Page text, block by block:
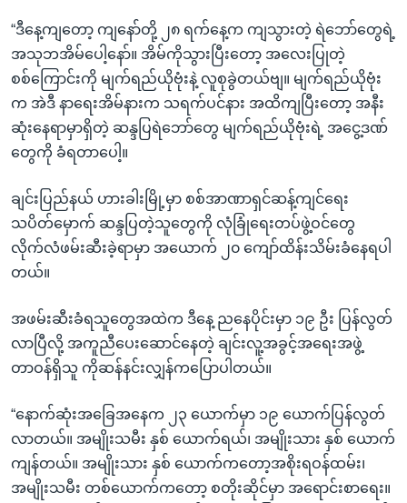
s
l
i
d
e
e
“ဒီနေ့ကျတော့ ကျနော်တို့ ၂၈ ရက်နေ့က ကျသွားတဲ့ ရဲဘော်တွေရဲ့
အသုဘအိမ်ပေါ့နော်။ အိမ်ကိုသွားပြီးတော့ အလေးပြုတဲ့
စစ်ကြောင်းကို မျက်ရည်ယိုဗုံးနဲ့ လူစုခွဲတယ်ဗျ။ မျက်ရည်ယိုဗုံး
က အဲဒီ နာရေးအိမ်နားက သရက်ပင်နား အထိကျပြီးတော့ အနီး
ဆုံးနေရာမှာရှိတဲ့ ဆန္ဒပြရဲဘော်တွေ မျက်ရည်ယိုဗုံးရဲ့ အငွေ့ဒဏ်
တွေကို ခံရတာပေါ့။
ချင်းပြည်နယ် ဟားခါးမြို့မှာ စစ်အာဏာရှင်ဆန့်ကျင်ရေး
သပိတ်မှောက် ဆန္ဒပြတဲ့သူတွေကို လုံခြုံရေးတပ်ဖွဲ့ဝင်တွေ
လိုက်လံဖမ်းဆီးခဲ့ရာမှာ အယောက် ၂၀ ကျော်ထိန်းသိမ်းခံနေရပါ
တယ်။
အဖမ်းဆီးခံရသူတွေအထဲက ဒီနေ့ ညနေပိုင်းမှာ ၁၉ ဦး ပြန်လွတ်
လာပြီလို့ အကူညီပေးဆောင်နေတဲ့ ချင်းလူ့အခွင့်အရေးအဖွဲ့
တာဝန်ရှိသူ ကိုဆန်နင်းလျှန်ကပြောပါတယ်။
“နောက်ဆုံးအခြေအနေက ၂၃ ယောက်မှာ ၁၉ ယောက်ပြန်လွတ်
လာတယ်။ အမျိုးသမီး နှစ် ယောက်ရယ်၊ အမျိုးသား နှစ် ယောက်
ကျန်တယ်။ အမျိုးသား နှစ် ယောက်ကတော့အစိုးရဝန်ထမ်း၊
အမျိုးသမီး တစ်ယောက်ကတော့ စတိုးဆိုင်မှာ အရောင်းစာရေး။